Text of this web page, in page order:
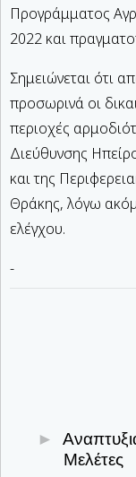
Προγράμματος
2022 και
Σημειώνεται ότι
προσωρινά οι
περιοχές
Διεύθυνσης
και της
Θράκης, λόγω
ελέγχου.
-
Μελέτες